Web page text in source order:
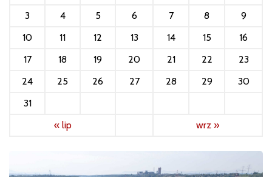
3
4 5 6 7 8
9
10
11 12 13 14 15
16
17
18 19 20 21 22
23
24
25 26 27 28 29
30
31
« lip
wrz »